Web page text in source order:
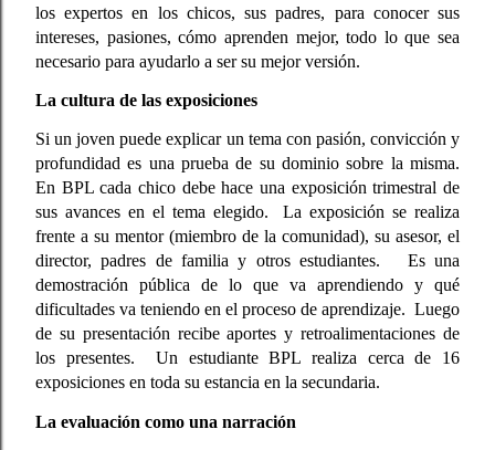
los expertos en los chicos, sus padres, para conocer sus
intereses, pasiones, cómo aprenden mejor, todo lo que sea
necesario para ayudarlo a ser su mejor versión.
La cultura de las exposiciones
Si un joven puede explicar un tema con pasión, convicción y
profundidad es una prueba de su dominio sobre la misma.
En BPL cada chico debe hace una exposición trimestral de
sus avances en el tema elegido.  La exposición se realiza
frente a su mentor (miembro de la comunidad), su asesor, el
director, padres de familia y otros estudiantes.   Es una
demostración pública de lo que va aprendiendo y qué
dificultades va teniendo en el proceso de aprendizaje.  Luego
de su presentación recibe aportes y retroalimentaciones de
los presentes.  Un estudiante BPL realiza cerca de 16
exposiciones en toda su estancia en la secundaria.
La evaluación como una narración